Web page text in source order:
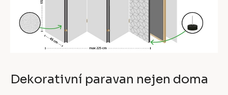
Dekorativní paravan nejen doma